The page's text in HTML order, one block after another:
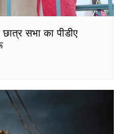
सभा का पीडीए